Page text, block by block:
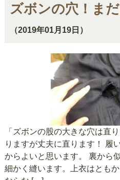
ズボンの穴！ま
（2019年01月19日）
「ズボンの股の大きな穴は直
りますが丈夫に直ります！ 履
からよいと思います。 裏から
細かく縫います。上衣はとも